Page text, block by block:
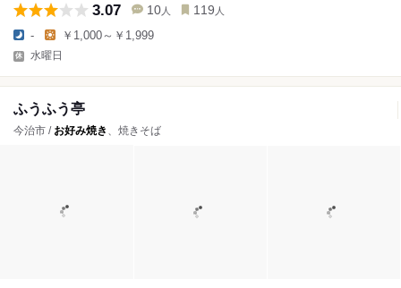
3.07 10 人 119 人
- ￥1,000～￥1,999
水曜日
ふうふう亭
今治市 / お好み焼き 、焼きそば